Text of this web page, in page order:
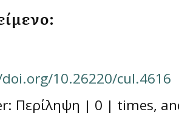
10.26220/cul.4616
Περίληψη | 0 | times,